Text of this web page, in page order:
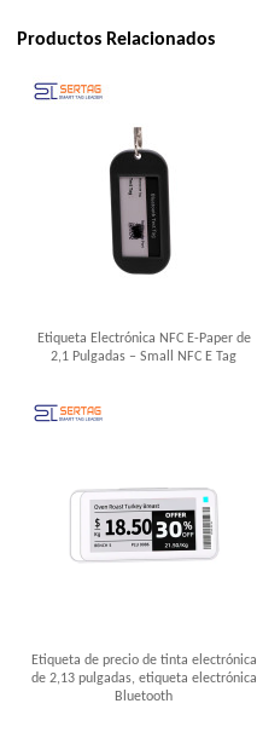
Productos Relacionados
Etiqueta Electrónica NFC E-Paper de
2,1 Pulgadas – Small NFC E Tag
Etiqueta de precio de tinta electrónica
de 2,13 pulgadas, etiqueta electrónica
Bluetooth